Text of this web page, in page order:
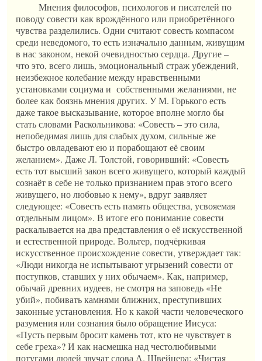
Мнения философов, психологов и писателей по
поводу совести как врождённого или приобретённого
чувства разделились. Одни считают совесть компасом
среди неведомого, то есть изначально данным, живущим
в нас законом, некой очевидностью сердца. Другие –
что это, всего лишь, эмоциональный страж убеждений,
неизбежное колебание между нравственными
установками социума и собственными желаниями, не
более как боязнь мнения других. У М. Горького есть
даже такое высказывание, которое вполне могло бы
стать словами Раскольникова: «Совесть – это сила,
непобедимая лишь для слабых духом, сильные же
быстро овладевают ею и порабощают её своим
желанием». Даже Л. Толстой, говоривший: «Совесть
есть тот высший закон всего живущего, который каждый
сознаёт в себе не только признанием прав этого всего
живущего, но любовью к нему», вдруг заявляет
следующее: «Совесть есть память общества, усвояемая
отдельным лицом». В итоге его понимание совести
раскалывается на два представления о её искусственной
и естественной природе. Вольтер, подчёркивая
искусственное происхождение совести, утверждает так:
«Люди никогда не испытывают угрызений совести от
поступков, ставших у них обычаем». Как, например,
обычай древних иудеев, не смотря на заповедь «Не
убий», побивать камнями ближних, преступивших
законные установления. Но к какой части человеческого
разумения или сознания было обращение Иисуса:
«Пусть первым бросит камень тот, кто не чувствует в
себе греха»? И как насмешка над честолюбивыми
потугами людей звучат слова А. Швейцера: «Чистая